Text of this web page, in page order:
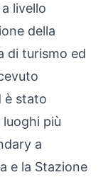
livello
della
di turismo ed
è stato
più
a
e la Stazione